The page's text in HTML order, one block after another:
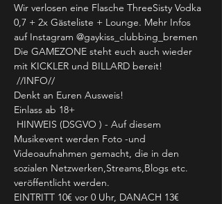
Wir verlosen eine Flasche ThreeSisty Vodka
0,7 + 2x Gästeliste + Lounge. Mehr Infos
auf Instagram @gaykiss_clubbing_bremen
Die GAMEZONE steht euch auch wieder
mit KICKLER und BILLARD bereit!
Denkt an Euren Ausweis!
Einlass ab 18+
Musikevent werden Foto -und
Videoaufnahmen gemacht, die in den
sozialen Netzwerken,Streams,Blogs etc.
veröffentlicht werden.
EINTRITT 10€ vor 0 Uhr, DANACH 13€